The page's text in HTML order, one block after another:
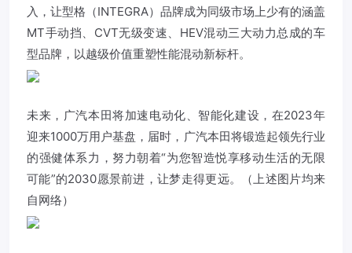
入，让型格（INTEGRA）品牌成为同级市场上少有的涵盖
MT手动挡、CVT无级变速、HEV混动三大动力总成的车
型品牌，以越级价值重塑性能混动新标杆。
未来，广汽本田将加速电动化、智能化建设，在2023年
迎来1000万用户基盘，届时，广汽本田将锻造起领先行业
的强健体系力，努力朝着“为您智造悦享移动生活的无限
可能”的2030愿景前进，让梦走得更远。（上述图片均来
自网络）